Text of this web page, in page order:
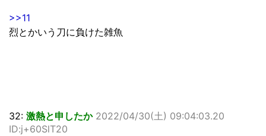
>>11
烈とかいう刀に負けた雑魚
32: 激熱と申したか 2022/04/30(土) 09:04:03.20
ID:j+60SlT20